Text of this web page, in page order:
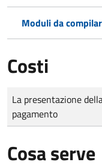
Moduli da
Costi
Tipo di pagamento
Importo
La presentazione
pagamento
Cosa serve